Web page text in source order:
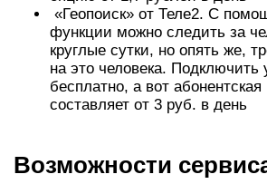
«Геопоиск» от Теле2. С
функции можно следить за
круглые сутки, но опять же,
на это человека. Подключить
бесплатно, а вот
составляет от 3 руб. в день
Возможности